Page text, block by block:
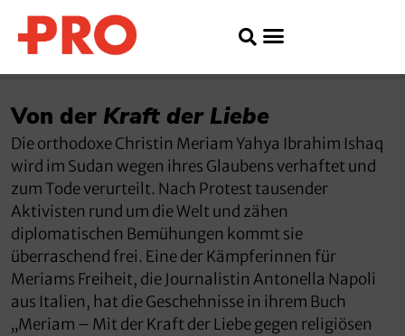
Von der Kraft der Liebe
Die orthodoxe Christin Meriam Yahya Ibrahim Ishaq
wird im Sudan wegen ihres Glaubens verhaftet und
zum Tode verurteilt. Nach Protest tausender
Aktivisten rund um die Welt und zähen
diplomatischen Bemühungen kommt sie
überraschend frei. Eine der Kämpferinnen für
Meriams Freiheit, die Journalistin Antonella Napoli
aus Italien, hat die Geschehnisse in ihrem Buch
„Meriam – Mit der Kraft der Liebe gegen religiösen